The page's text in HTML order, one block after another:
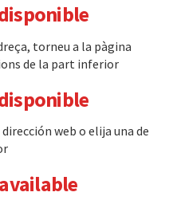
torneu a la pàgina
de la part inferior
web o elija una de